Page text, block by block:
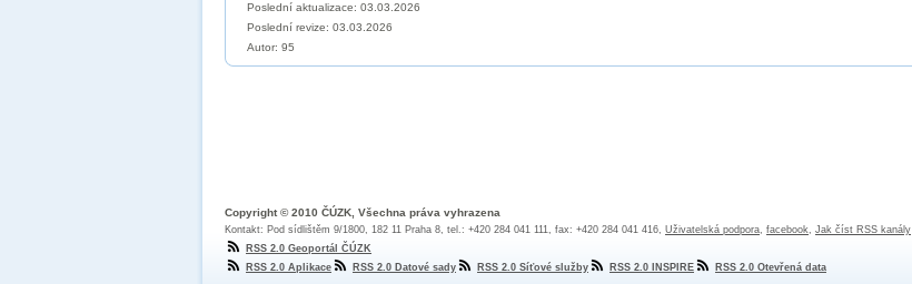
Poslední aktualizace: 03.03.2026
Poslední revize: 03.03.2026
Autor: 95
Copyright © 2010 ČÚZK, Všechna práva vyhrazena
Kontakt: Pod sídlištěm 9/1800, 182 11 Praha 8, tel.: +420 284 041 111, fax: +420 284 041 416, Uživatelská podpora, facebook, Jak číst RSS kanály
RSS 2.0 Geoportál ČÚZK
RSS 2.0 Aplikace
RSS 2.0 Datové sady RSS 2.0 Síťové služby RSS 2.0 INSPIRE RSS 2.0 Otevřená data